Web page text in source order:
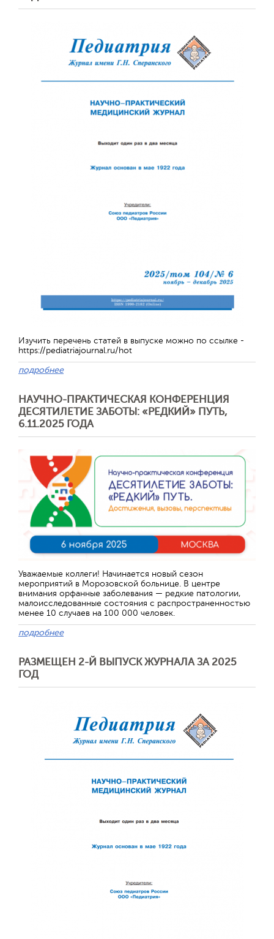
Изучить перечень статей в выпуске можно по ссылке -
https://pediatriajournal.ru/hot
подробнее
НАУЧНО-ПРАКТИЧЕСКАЯ КОНФЕРЕНЦИЯ
ДЕСЯТИЛЕТИЕ ЗАБОТЫ: «РЕДКИЙ» ПУТЬ,
6.11.2025 ГОДА
Уважаемые коллеги! Начинается новый сезон
мероприятий в Морозовской больнице. В центре
внимания орфанные заболевания — редкие патологии,
малоисследованные состояния с распространенностью
менее 10 случаев на 100 000 человек.
подробнее
РАЗМЕЩЕН 2-Й ВЫПУСК ЖУРНАЛА ЗА 2025
ГОД
Обратная
Отправить